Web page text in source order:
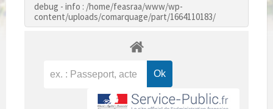
debug - info : /home/feasraa/www/wp-
content/uploads/comarquage/part/1664110183/